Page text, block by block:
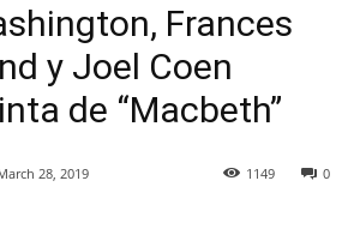
Frances
y Joel Coen
de “Macbeth”
28, 2019 0
1149